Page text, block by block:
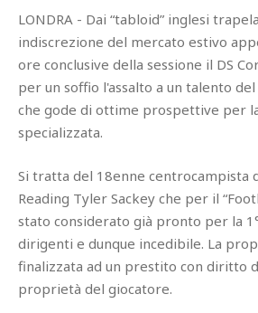
LONDRA - Dai “tabloid” inglesi
indiscrezione del mercato estivo
ore conclusive della sessione il DS
per un soffio l'assalto a un talento
che gode di ottime prospettive per
specializzata.
Si tratta del 18enne centrocampista
Reading Tyler Sackey che per il
stato considerato già pronto per la
dirigenti e dunque incedibile. La
finalizzata ad un prestito con diritto
proprietà del giocatore.